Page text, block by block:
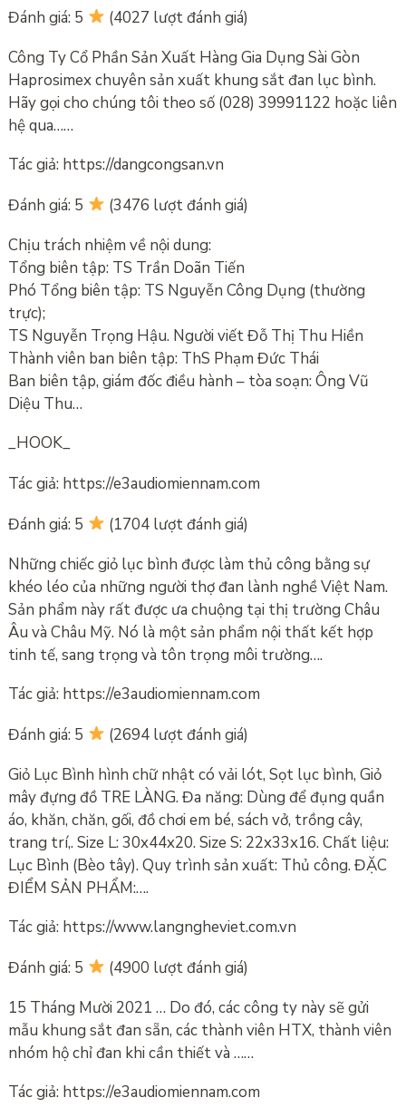
Đánh giá: 5
(4027 lượt đánh giá)
Công Ty Cổ Phần Sản Xuất Hàng Gia Dụng Sài Gòn
Haprosimex chuyên sản xuất khung sắt đan lục bình.
Hãy gọi cho chúng tôi theo số (028) 39991122 hoặc liên
hệ qua……
Tác giả: https://dangcongsan.vn
Đánh giá: 5
(3476 lượt đánh giá)
Chịu trách nhiệm về nội dung:
Tổng biên tập: TS Trần Doãn Tiến
Phó Tổng biên tập: TS Nguyễn Công Dụng (thường
trực);
TS Nguyễn Trọng Hậu. Người viết Đỗ Thị Thu Hiền
Thành viên ban biên tập: ThS Phạm Đức Thái
Ban biên tập, giám đốc điều hành – tòa soạn: Ông Vũ
Diệu Thu…
_HOOK_
Tác giả: https://e3audiomiennam.com
Đánh giá: 5
(1704 lượt đánh giá)
Những chiếc giỏ lục bình được làm thủ công bằng sự
khéo léo của những người thợ đan lành nghề Việt Nam.
Sản phẩm này rất được ưa chuộng tại thị trường Châu
Âu và Châu Mỹ. Nó là một sản phẩm nội thất kết hợp
tinh tế, sang trọng và tôn trọng môi trường….
Tác giả: https://e3audiomiennam.com
Đánh giá: 5
(2694 lượt đánh giá)
Giỏ Lục Bình hình chữ nhật có vải lót, Sọt lục bình, Giỏ
mây đựng đồ TRE LÀNG. Đa năng: Dùng để đụng quần
áo, khăn, chăn, gối, đồ chơi em bé, sách vở, trồng cây,
trang trí,. Size L: 30x44x20. Size S: 22x33x16. Chất liệu:
Lục Bình (Bèo tây). Quy trình sản xuất: Thủ công. ĐẶC
ĐIỂM SẢN PHẨM:….
Tác giả: https://www.langngheviet.com.vn
Đánh giá: 5
(4900 lượt đánh giá)
15 Tháng Mười 2021 … Do đó, các công ty này sẽ gửi
mẫu khung sắt đan sẵn, các thành viên HTX, thành viên
nhóm hộ chỉ đan khi cần thiết và ……
Tác giả: https://e3audiomiennam.com